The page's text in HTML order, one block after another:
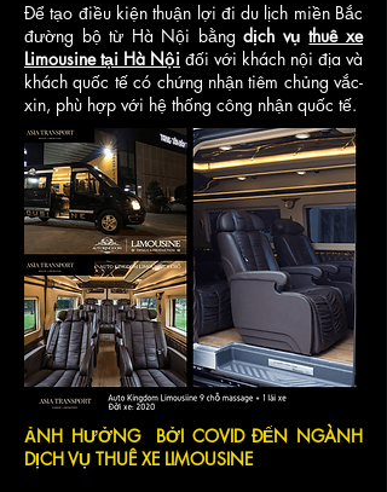
Để tạo điều kiện thuận lợi đi du lịch miền Bắc
đường bộ từ Hà Nội bằngdịch vụthuê xe
Limousine tại Hà Nội đối với khách nội địa và
khách quốc tế có chứng nhận tiêm chủng vắc-
xin, phù hợp với hệ thống công nhận quốc tế.
ẢNH HƯỞNG BỞI COVID ĐẾN NGÀNH
DỊCH VỤ THUÊ XE LIMOUSINE